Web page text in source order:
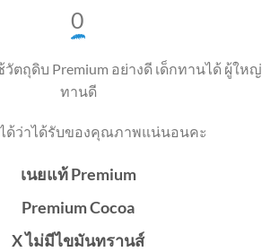
0
ตถุดิบ Premium อย่างดี เด็กทานได้ ผู้ใหญ่
ทานดี
ด้ว่าได้รับของคุณภาพแน่นอนคะ
เนยแท้ Premium
Premium Cocoa
X ไม่มีไขมันทรานส์